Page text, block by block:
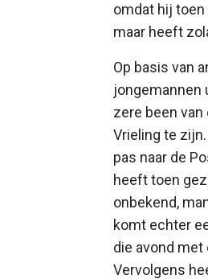
omdat hij
maar heeft
Op basis van
jongemannen
zere been
Vrieling te
pas naar de
heeft toen
onbekend,
komt echter
die avond
Vervolgens